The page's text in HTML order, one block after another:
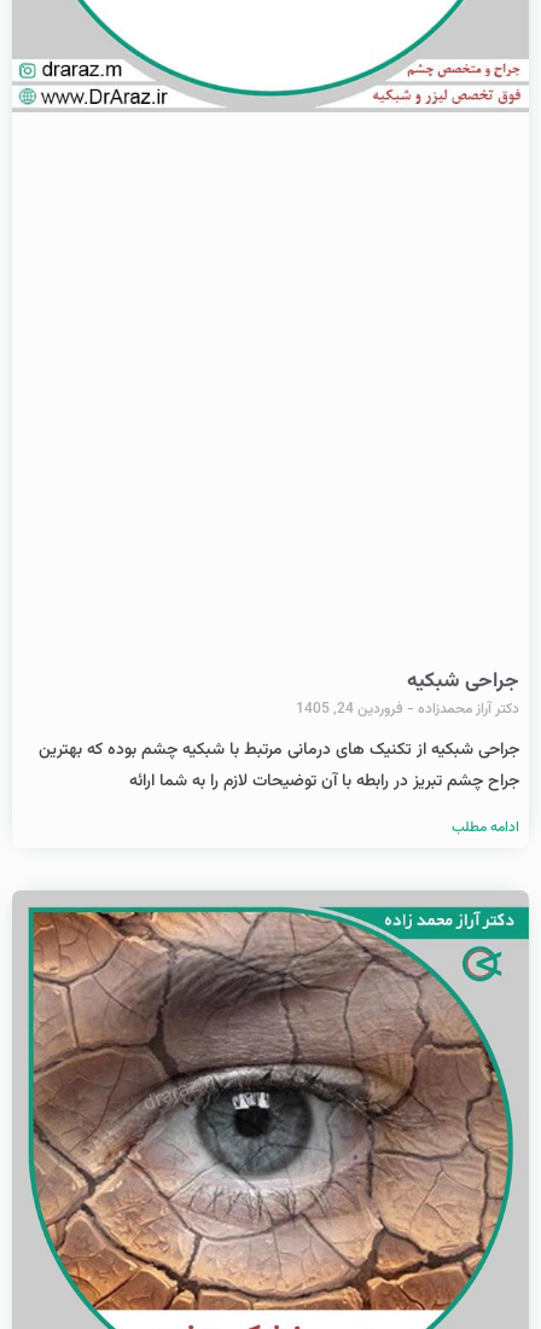
جراحی شبکیه
دکتر آراز محمدزاده فروردین 24, 1405
جراحی شبکیه از تکنیک های درمانی مرتبط با شبکیه چشم بوده که بهترین
جراح چشم تبریز در رابطه با آن توضیحات لازم را به شما ارائه
ادامه مطلب